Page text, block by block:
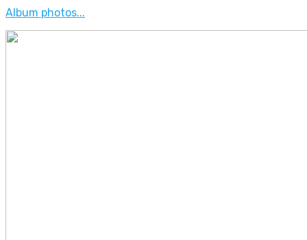
Album photos...